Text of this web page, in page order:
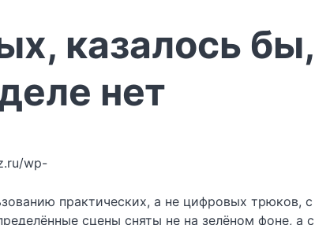
казалось бы,
нет
wp-
практических, а не цифровых трюков, с
сцены сняты не на зелёном фоне, а с